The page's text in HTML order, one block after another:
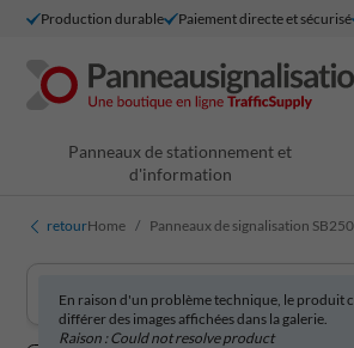
Production durable Paiement directe et sécurisé
Panneaux de stationnement et
d'information
retourHome Panneaux de signalisation
En raison d'un problème technique, le produit
différer des images affichées dans la galerie.
Raison : Could not resolve product